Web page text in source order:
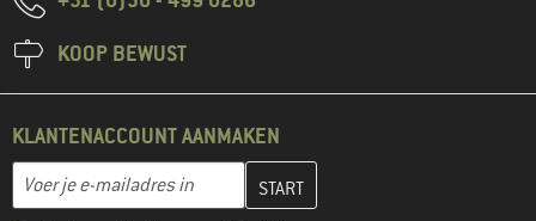
KOOP BEWUST
KLANTENACCOUNT AANMAKEN
E-mailadres
Vul je e-mailadres hier in en maak in de volgende stap je